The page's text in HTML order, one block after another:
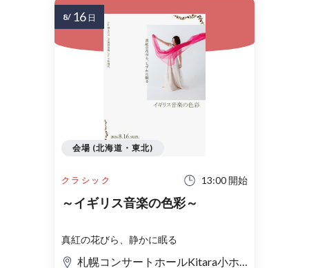
クラシック 13:00 開始
～イギリス音楽の色彩～
真紅の花びら、静かに眠る
札幌コンサートホールKitara小ホール
会場 (北海道・東北)
8/ 16 日